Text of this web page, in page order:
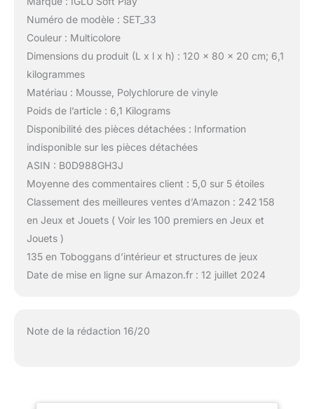
Numéro de modèle : SET_33
Couleur : Multicolore
Dimensions du produit (L x l x h) : 120 x 80 x 20 cm; 6,1
kilogrammes
Matériau : Mousse, Polychlorure de vinyle
Poids de l’article : 6,1 Kilograms
Disponibilité des pièces détachées : Information
indisponible sur les pièces détachées
ASIN : B0D988GH3J
Moyenne des commentaires client : 5,0 sur 5 étoiles
Classement des meilleures ventes d’Amazon : 242 158
en Jeux et Jouets ( Voir les 100 premiers en Jeux et
Jouets )
135 en Toboggans d’intérieur et structures de jeux
Date de mise en ligne sur Amazon.fr : 12 juillet 2024
Note de la rédaction 16/20